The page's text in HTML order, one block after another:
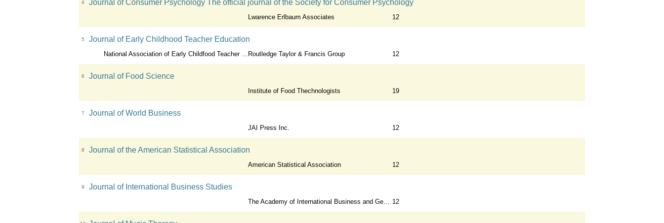
4 Journal of Consumer Psychology The official journal of the Society for Consumer Psychology
Lwarence Erlbaum Associates 12
5 Journal of Early Childhood Teacher Education
National Association of Early Childfood Teacher Educators Routledge Taylor & Francis Group 12
6 Journal of Food Science
Institute of Food Thechnologists 19
7 Journal of World Business
JAI Press Inc. 12
8 Journal of the American Statistical Association
American Statistical Association 12
9 Journal of International Business Studies
The Academy of International Business and Georgetown University School of Business 12